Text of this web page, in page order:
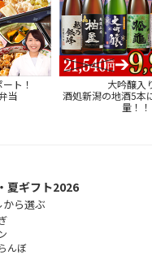
ト！
当
大吟醸入
酒処新潟の地酒5本
量！！
夏ギフト2026
から選ぶ
んぼ